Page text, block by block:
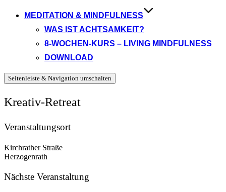
MEDITATION & MINDFULNESS
WAS IST ACHTSAMKEIT?
8-WOCHEN-KURS – LIVING MINDFULNESS
DOWNLOAD
Seitenleiste & Navigation umschalten
Kreativ-Retreat
Veranstaltungsort
Kirchrather Straße
Herzogenrath
Nächste Veranstaltung